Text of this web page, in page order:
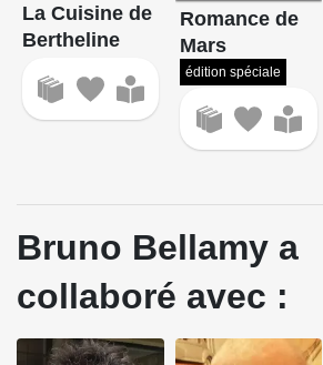
La Cuisine de
Bertheline
Romance de
Mars
édition spéciale
Bruno Bellamy a
collaboré avec :